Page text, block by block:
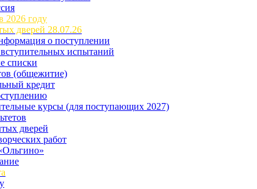
2026 году
дверей 28.07.26
о поступлении
испытаний
списки
(общежитие)
кредит
курсы (для поступающих 2027)
дверей
работ